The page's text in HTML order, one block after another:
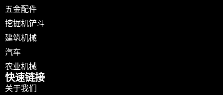
五金配件
挖掘机铲斗
建筑机械
汽车
农业机械
快速链接
关于我们